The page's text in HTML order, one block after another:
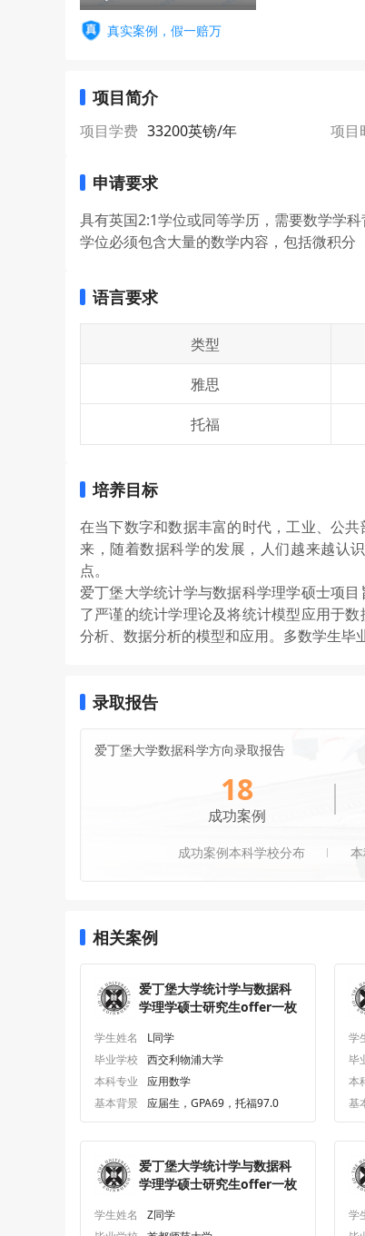
真实案例，假一赔万
项目简介
项目学费 33200英镑/年 项目
申请要求
具有英国2:1学位或同等学历，需要数学学
学位必须包含大量的数学内容，包括微积
语言要求
类型
雅思
托福
培养目标
在当下数字和数据丰富的时代，工业、公
来，随着数据科学的发展，人们越来越认
点。
爱丁堡大学统计学与数据科学理学硕士项
了严谨的统计学理论及将统计模型应用于
分析、数据分析的模型和应用。多数学生毕
录取报告
爱丁堡大学数据科学方向录取报告
18
成功案例
成功案例本科学校分布
相关案例
爱丁堡大学统计学与数据科
学理学硕士研究生offer一枚
学生姓名
L同学
毕业学校
西交利物浦大学
本科专业 应用数学
基本背景
应届生，GPA69，托福97.0
学
毕
本
基
爱丁堡大学统计学与数据科
学理学硕士研究生offer一枚
学生姓名
Z同学
学